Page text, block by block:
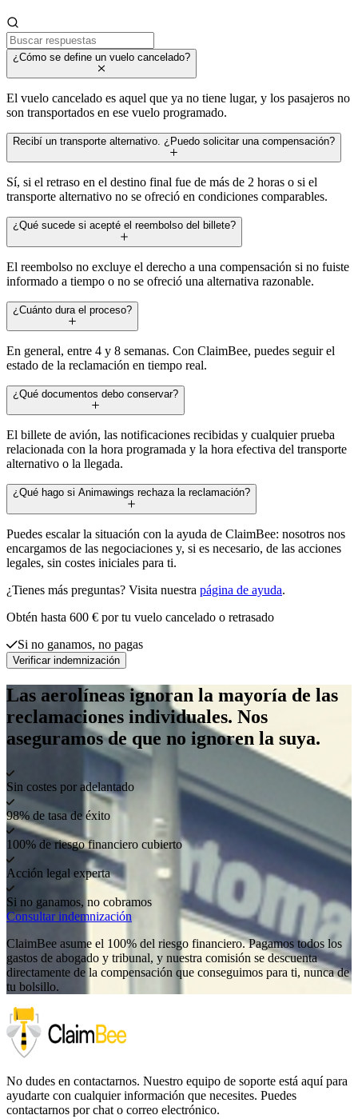
¿Cómo se define un vuelo cancelado?
El vuelo cancelado es aquel que ya no tiene lugar, y los pasajeros no
son transportados en ese vuelo programado.
Recibí un transporte alternativo. ¿Puedo solicitar una compensación?
Sí, si el retraso en el destino final fue de más de 2 horas o si el
transporte alternativo no se ofreció en condiciones comparables.
¿Qué sucede si acepté el reembolso del billete?
El reembolso no excluye el derecho a una compensación si no fuiste
informado a tiempo o no se ofreció una alternativa razonable.
¿Cuánto dura el proceso?
En general, entre 4 y 8 semanas. Con ClaimBee, puedes seguir el
estado de la reclamación en tiempo real.
¿Qué documentos debo conservar?
El billete de avión, las notificaciones recibidas y cualquier prueba
relacionada con la hora programada y la hora efectiva del transporte
alternativo o la llegada.
¿Qué hago si Animawings rechaza la reclamación?
Puedes escalar la situación con la ayuda de ClaimBee: nosotros nos
encargamos de las negociaciones y, si es necesario, de las acciones
legales, sin costes iniciales para ti.
¿Tienes más preguntas? Visita nuestra página de ayuda.
Obtén hasta 600 € por tu vuelo cancelado o retrasado
Si no ganamos, no pagas
Verificar indemnización
Las aerolíneas ignoran la mayoría de las
reclamaciones individuales. Nos
aseguramos de que no ignoren la suya.
Sin costes por adelantado
98% de tasa de éxito
100% de riesgo financiero cubierto
Acción legal experta
Si no ganamos, no cobramos
Consultar indemnización
ClaimBee asume el 100% del riesgo financiero. Pagamos todos los
gastos de abogado y tribunal, y nuestra comisión se descuenta
directamente de la compensación que conseguimos para ti, nunca de
tu bolsillo.
No dudes en contactarnos. Nuestro equipo de soporte está aquí para
ayudarte con cualquier información que necesites. Puedes
contactarnos por chat o correo electrónico.